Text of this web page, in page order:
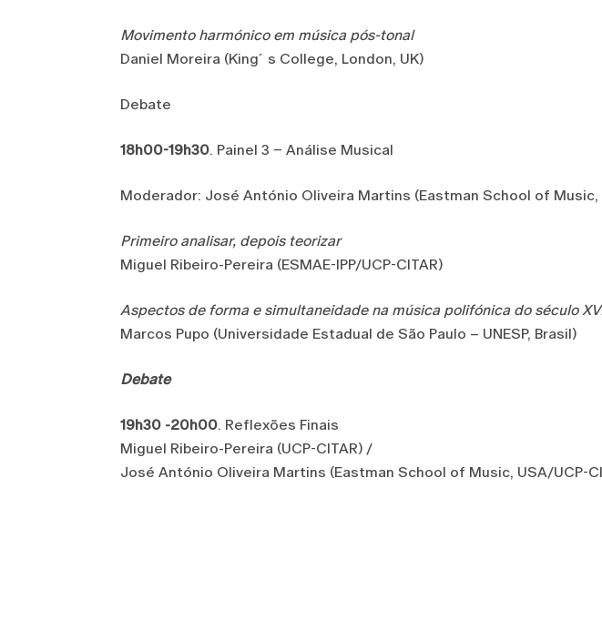
Movimento harmónico em música pós-tonal
Daniel Moreira (King´s College, London, UK)
Debate
18h00-19h30. Painel 3 – Análise Musical
Moderador: José António Oliveira Martins (Eastman School of Music,
Primeiro analisar, depois teorizar
Miguel Ribeiro-Pereira (ESMAE-IPP/UCP-CITAR)
Aspectos de forma e simultaneidade na música polifónica do século
Marcos Pupo (Universidade Estadual de São Paulo – UNESP, Brasil)
Debate
19h30 -20h00. Reflexões Finais
Miguel Ribeiro-Pereira (UCP-CITAR) /
José António Oliveira Martins (Eastman School of Music, USA/UCP-